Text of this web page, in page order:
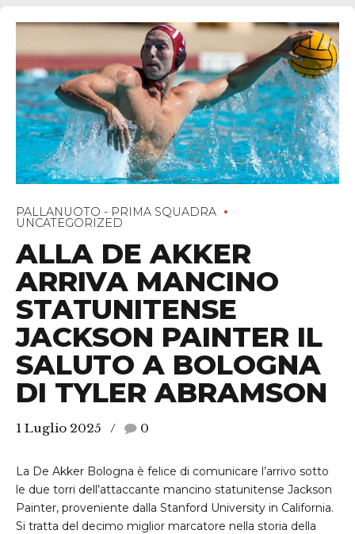
PALLANUOTO - PRIMA SQUADRA
UNCATEGORIZED
ALLA DE AKKER
ARRIVA MANCINO
STATUNITENSE
JACKSON PAINTER IL
SALUTO A BOLOGNA
DI TYLER ABRAMSON
1 Luglio 2025 0
La De Akker Bologna è felice di comunicare l’arrivo sotto
le due torri dell’attaccante mancino statunitense Jackson
Painter, proveniente dalla Stanford University in California.
Si tratta del decimo miglior marcatore nella storia della